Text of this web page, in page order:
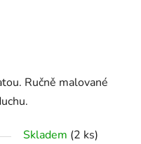
Ručně malované
Skladem (2 ks)